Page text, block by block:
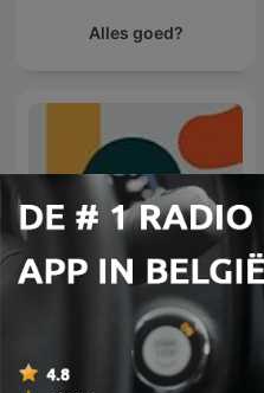
Alles goed?
Entiende Tu Mente